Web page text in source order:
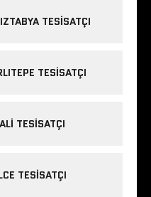
TESISATÇI
TESISATÇI
TESISATÇI
TESISATÇI